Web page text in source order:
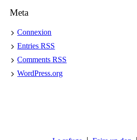
Meta
Connexion
EntriesRSS
CommentsRSS
WordPress.org